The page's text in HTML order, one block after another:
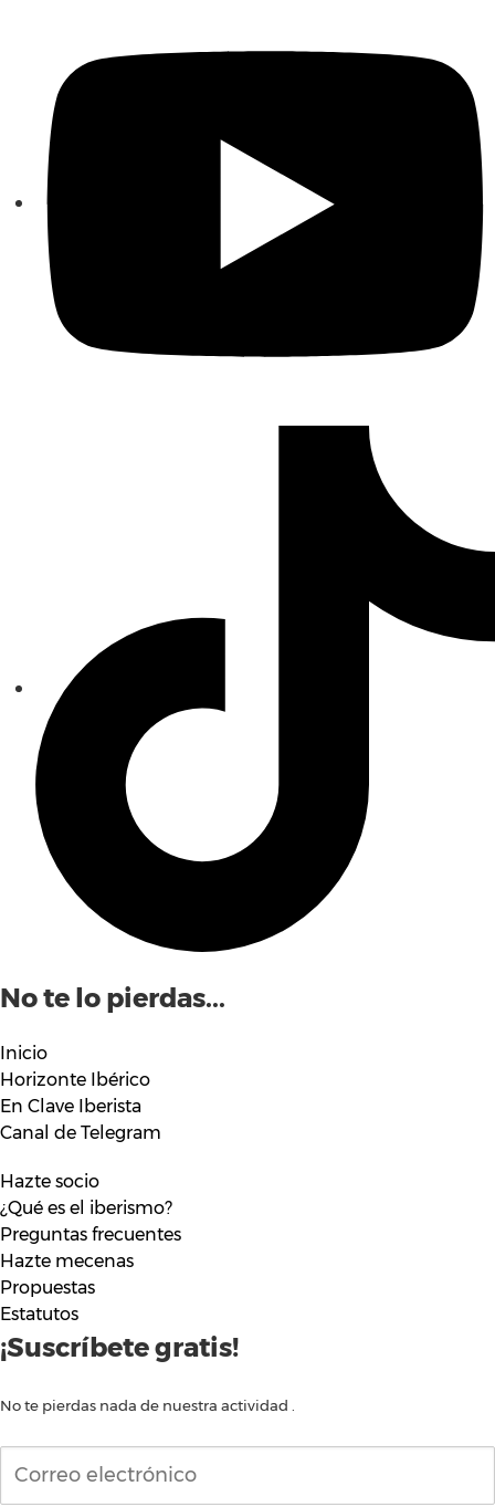
No te lo pierdas...
Inicio
Horizonte Ibérico
En Clave Iberista
Canal de Telegram
Hazte socio
¿Qué es el iberismo?
Preguntas frecuentes
Hazte mecenas
Propuestas
Estatutos
¡Suscríbete gratis!
No te pierdas nada de nuestra actividad .